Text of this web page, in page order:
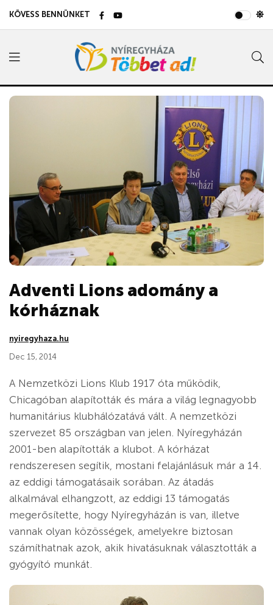
KÖVESS BENNÜNKET
Adventi Lions adomány a
kórháznak
nyiregyhaza.hu
Dec 15, 2014
A Nemzetközi Lions Klub 1917 óta működik,
Chicagóban alapították és mára a világ legnagyobb
humanitárius klubhálózatává vált. A nemzetközi
szervezet 85 országban van jelen. Nyíregyházán
2001-ben alapították a klubot. A kórházat
rendszeresen segítik, mostani felajánlásuk már a 14.
az eddigi támogatásaik sorában. Az átadás
alkalmával elhangzott, az eddigi 13 támogatás
megerősítette, hogy Nyíregyházán is van, illetve
vannak olyan közösségek, amelyekre biztosan
számíthatnak azok, akik hivatásuknak választották a
gyógyító munkát.